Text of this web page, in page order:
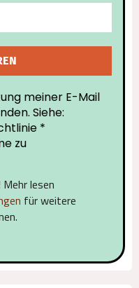
meiner E-Mail
Siehe:
*
zu
lesen
für weitere